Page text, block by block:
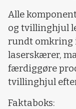
Alle
og tvillinghjul
rundt omkring
laserskærer,
færdiggøre
tvillinghjul
Faktaboks: